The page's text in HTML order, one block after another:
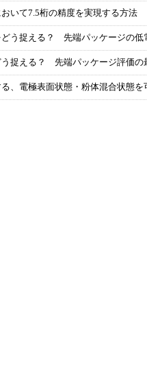
いて7.5桁の精度を実現する方法
う捉える？ 先端パッケージの低
捉える？ 先端パッケージ評価の
、電極表面状態・粉体混合状態を